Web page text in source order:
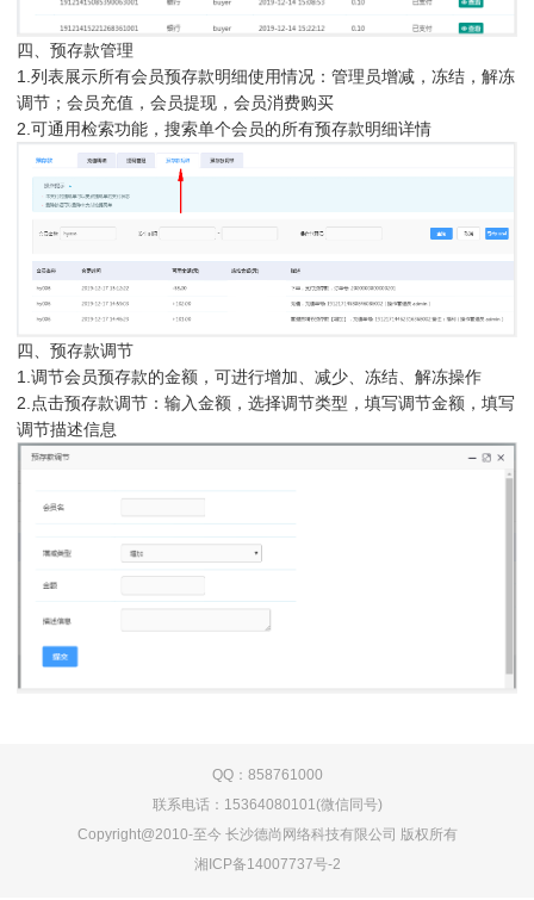
四、预存款管理
1.列表展示所有会员预存款明细使用情况：管理员增减，冻结，解冻
调节；会员充值，会员提现，会员消费购买
2.可通用检索功能，搜索单个会员的所有预存款明细详情
四、预存款调节
1.调节会员预存款的金额，可进行增加、减少、冻结、解冻操作
2.点击预存款调节：输入金额，选择调节类型，填写调节金额，填写
调节描述信息
QQ：858761000
联系电话：15364080101(微信同号)
Copyright@2010-至今 长沙德尚网络科技有限公司 版权所有
湘ICP备14007737号-2